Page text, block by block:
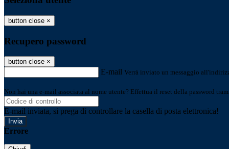
button close ×
Recupero password
button close ×
E-mail Verrà inviato un messaggio
Non hai una e-mail associata al nome utente? Effettua il reset della password
E-mail inviata, si prega di controllare la casella di posta elettronica!
Errore